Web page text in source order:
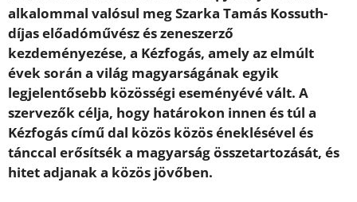
alkalommal valósul meg Szarka Tamás Kossuth-
díjas előadóművész és zeneszerző
kezdeményezése, a Kézfogás, amely az elmúlt
évek során a világ magyarságának egyik
legjelentősebb közösségi eseményévé vált. A
szervezők célja, hogy határokon innen és túl a
Kézfogás című dal közös közös éneklésével és
tánccal erősítsék a magyarság összetartozását, és
hitet adjanak a közös jövőben.